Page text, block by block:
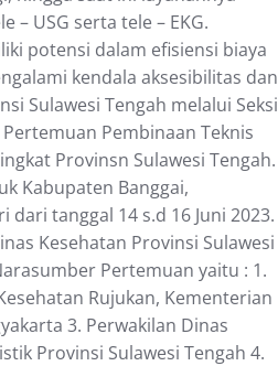
USG serta tele – EKG.
potensi dalam efisiensi biaya
kendala aksesibilitas dan
Sulawesi Tengah melalui Seksi
Pembinaan Teknis
Provinsn Sulawesi Tengah.
Kabupaten Banggai,
tanggal 14 s.d 16 Juni 2023.
Kesehatan Provinsi Sulawesi
Pertemuan yaitu : 1.
Rujukan, Kementerian
3. Perwakilan Dinas
Provinsi Sulawesi Tengah 4.